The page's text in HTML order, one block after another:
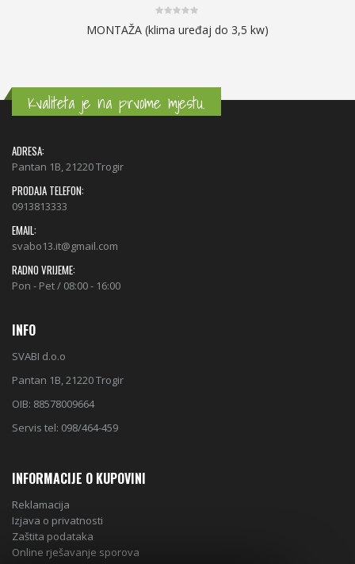
0
out
MONTAŽA (klima uređaj do 3,5 kw)
Kvaliteta je na prvome mjestu.
ADRESA:
Pantan 1B, 21220 Trogir
PRODAJA TELEFON:
0913813333
EMAIL:
svabo13.it@gmail.com
RADNO VRIJEME:
Pon - Pet / 08:00 - 16:00
INFO
SVABI d.o.o
Pantan 1B, 21220 Trogir
OIB: 88578009664
Servis tel: 098/464-459
INFORMACIJE O KUPOVINI
Reklamacija
Izjava o privatnosti
Zaštita podataka
Online rješavanje sporova